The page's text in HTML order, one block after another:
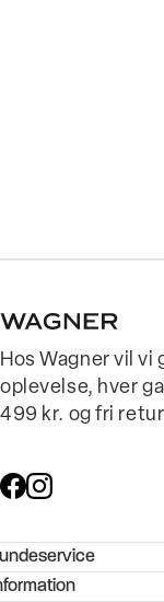
Hos Wagner vil vi
oplevelse, hver
499 kr. og fri
-